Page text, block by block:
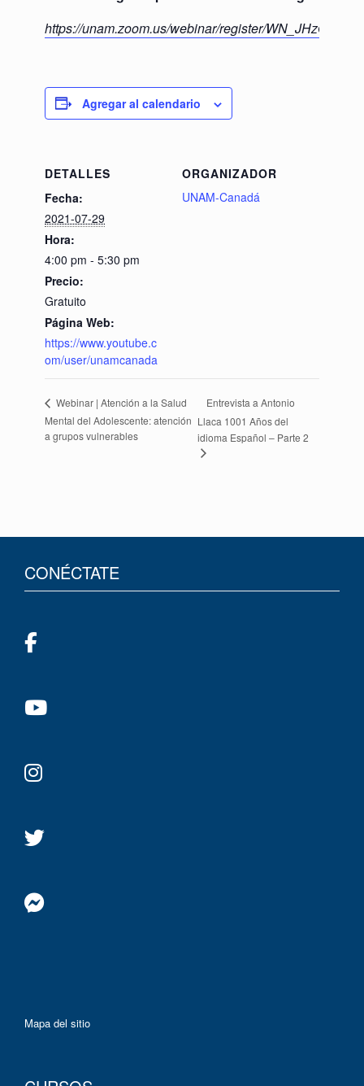
https://unam.zoom.us/webinar/register/
Agregar al calendario
DETALLES
Fecha:
2021-07-29
Hora:
4:00 pm - 5:30 pm
Precio:
Gratuito
Página Web:
https://www.youtube.c
om/user/unamcanada
ORGANIZADOR
UNAM-Canadá
Webinar | Atención a la Salud
Mental del Adolescente: atención
a grupos vulnerables
Entrevista a Antonio
Llaca 1001 Años del
idioma Español – Parte 2
CONÉCTATE
Mapa del sitio